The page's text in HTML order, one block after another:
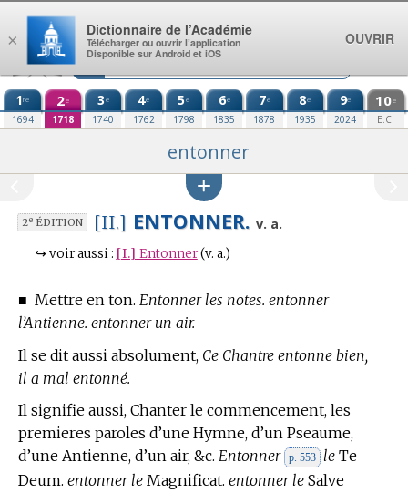
Aller au contenu
1re
1694
2e
1718
3e
1740
4e
1762
5e
1798
6e
1835
7e
1878
8e
1935
9e
2024
10e
E.C.
entonner
2eÉDITION [II.] ENTONNER. v. a.
↪ voir aussi : [I.] Entonner (v. a.)
■ Mettre en ton. Entonner les notes. entonner
l’Antienne. entonner un air.
Il se dit aussi absolument, Ce Chantre entonne bien,
il a mal entonné.
Il signifie aussi, Chanter le commencement, les
premieres paroles d’une Hymne, d’un Pseaume,
d’une Antienne, d’un air, &c. Entonner p. 553 le Te
Deum. entonner le Magnificat. entonner le Salve
×
Dictionnaire de l’Académie
Télécharger ou ouvrir l’application
Disponible sur Android et iOS
OUVRIR